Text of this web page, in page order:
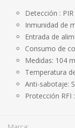
Detección :
Inmunidad de
Entrada de
Consumo de
Medidas: 104
Temperatura
Anti-sabotaje:
Protección RFI